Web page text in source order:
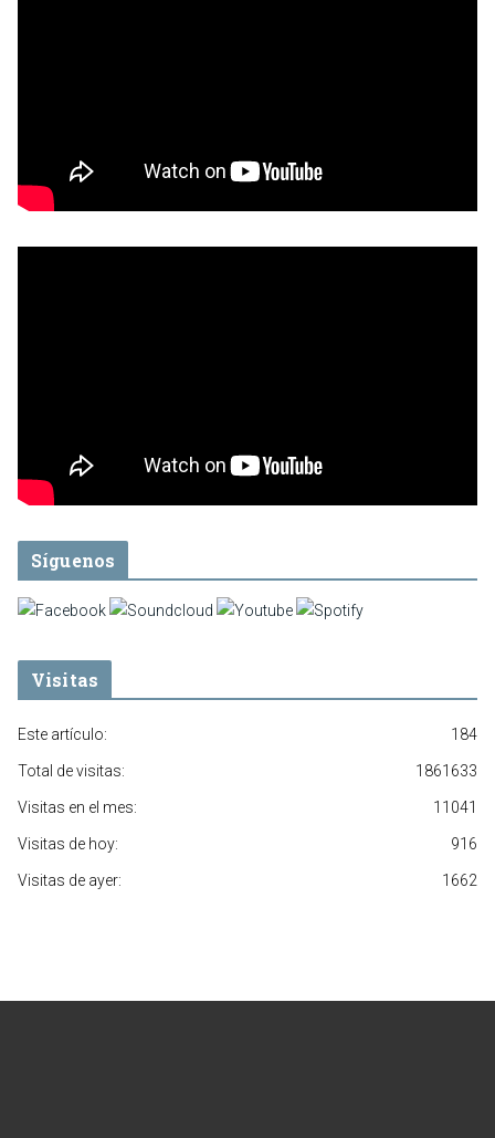
Síguenos
Visitas
184
Este artículo:
1861633
Total de visitas:
11041
Visitas en el mes:
916
Visitas de hoy:
1662
Visitas de ayer: